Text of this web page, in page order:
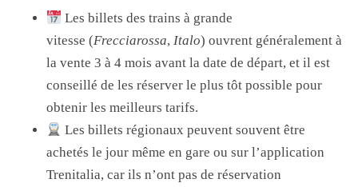
Les billets des trains à grande
vitesse (Frecciarossa, Italo) ouvrent généralement à
la vente 3 à 4 mois avant la date de départ, et il est
conseillé de les réserver le plus tôt possible pour
obtenir les meilleurs tarifs.
Les billets régionaux peuvent souvent être
achetés le jour même en gare ou sur l’application
Trenitalia, car ils n’ont pas de réservation